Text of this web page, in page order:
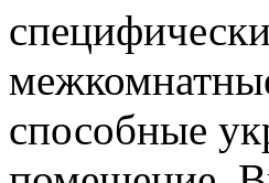
способные